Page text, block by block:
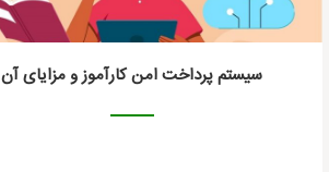
سیستم پرداخت امن کارآموز و مزایای آن